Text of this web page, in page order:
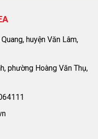
huyện Văn Lâm,
phường Hoàng Văn Thụ,